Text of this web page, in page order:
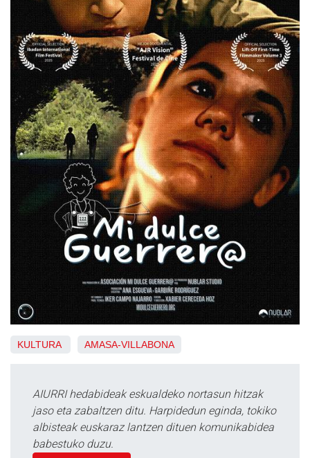
KULTURA AMASA-VILLABONA
AIURRI hedabideak eskualdeko nortasun hitzak
jaso eta zabaltzen ditu. Harpidedun eginda, tokiko
albisteak euskaraz lantzen dituen komunikabidea
babestuko duzu.